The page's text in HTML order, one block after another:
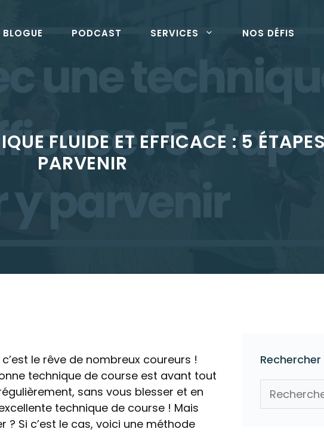
BLOGUE PODCAST SERVICES NOS DÉFIS
FLUIDE ET EFFICACE : 5
PARVENIR
le rêve de nombreux coureurs !
technique de course est avant tout
sans vous blesser et en
technique de course ! Mais
Si c’est le cas, voici une méthode
Rechercher